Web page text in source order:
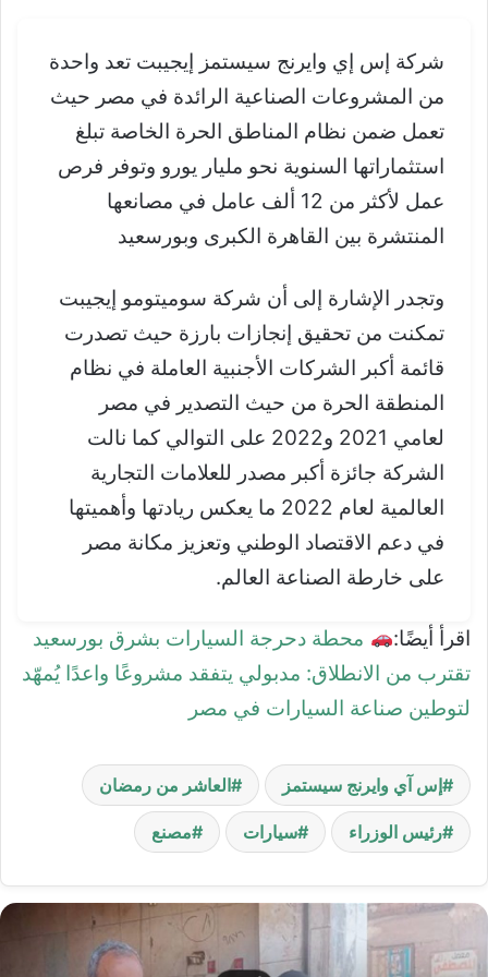
شركة إس إي وايرنج سيستمز إيجيبت تعد واحدة
من المشروعات الصناعية الرائدة في مصر حيث
تعمل ضمن نظام المناطق الحرة الخاصة تبلغ
استثماراتها السنوية نحو مليار يورو وتوفر فرص
عمل لأكثر من 12 ألف عامل في مصانعها
المنتشرة بين القاهرة الكبرى وبورسعيد
وتجدر الإشارة إلى أن شركة سوميتومو إيجيبت
تمكنت من تحقيق إنجازات بارزة حيث تصدرت
قائمة أكبر الشركات الأجنبية العاملة في نظام
المنطقة الحرة من حيث التصدير في مصر
لعامي 2021 و2022 على التوالي كما نالت
الشركة جائزة أكبر مصدر للعلامات التجارية
العالمية لعام 2022 ما يعكس ريادتها وأهميتها
في دعم الاقتصاد الوطني وتعزيز مكانة مصر
على خارطة الصناعة العالم.
اقرأ أيضًا:
محطة دحرجة السيارات بشرق بورسعيد
تقترب من الانطلاق: مدبولي يتفقد مشروعًا واعدًا يُمهّد
لتوطين صناعة السيارات في مصر
إس آي وايرنج سيستمز العاشر من رمضان
رئيس الوزراء سيارات مصنع